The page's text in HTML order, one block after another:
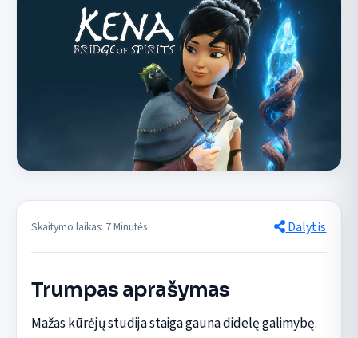
Skaitymo laikas: 7 Minutės Dalytis
Trumpas aprašymas
Mažas kūrėjų studija staiga gauna didelę galimybę.